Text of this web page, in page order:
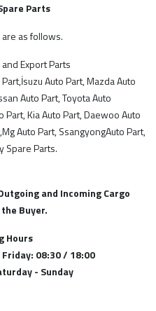
Parts
as follows.
Export Parts
Auto Part, Mazda Auto
Auto Part, Toyota Auto
Part, Kia Auto Part, Daewoo Auto
Auto Part, SsangyongAuto Part,
Spare Parts.
and Incoming Cargo
Buyer.
Hours
08:30 / 18:00
- Sunday